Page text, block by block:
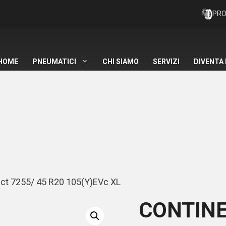
PNEUMATICI CHI SIAMO SERVIZI DIVENTA
7255/ 45 R20 105(Y)EVc XL